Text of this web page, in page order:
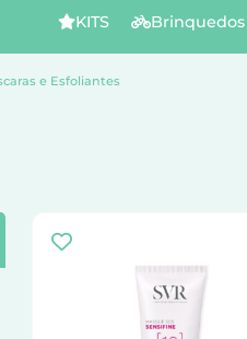
KITS Brinquedos
e Esfoliantes